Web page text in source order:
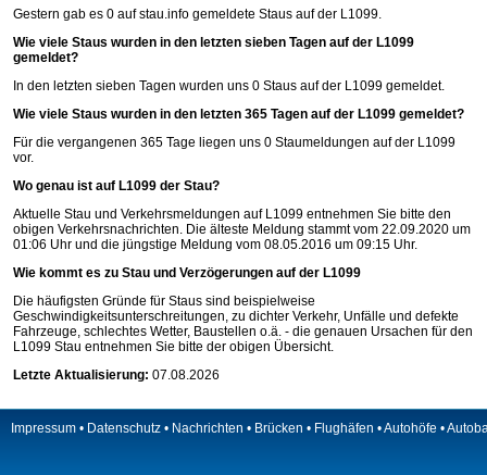
Gestern gab es 0 aufstau.info gemeldete Staus auf der L1099.
Wie viele Staus wurden in den letzten sieben Tagen auf der L1099
gemeldet?
In den letzten sieben Tagen wurden uns 0 Staus auf der L1099 gemeldet.
Wie viele Staus wurden in den letzten 365 Tagen auf der L1099 gemeldet?
Für die vergangenen 365 Tage liegen uns 0 Staumeldungen auf der L1099
vor.
Wo genau ist auf L1099 der Stau?
Aktuelle Stau und Verkehrsmeldungen auf L1099 entnehmen Sie bitte den
obigen Verkehrsnachrichten. Die älteste Meldung stammt vom 22.09.2020 um
01:06 Uhr und die jüngstige Meldung vom 08.05.2016 um 09:15 Uhr.
Wie kommt es zu Stau und Verzögerungen auf der L1099
Die häufigsten Gründe für Staus sind beispielweise
Geschwindigkeitsunterschreitungen, zu dichter Verkehr, Unfälle und defekte
Fahrzeuge, schlechtes Wetter, Baustellen o.ä. - die genauen Ursachen für den
L1099 Stau entnehmen Sie bitte der obigen Übersicht.
Letzte Aktualisierung: 07.08.2026
Impressum • Datenschutz • Nachrichten • Brücken • Flughäfen •Autohöfe •